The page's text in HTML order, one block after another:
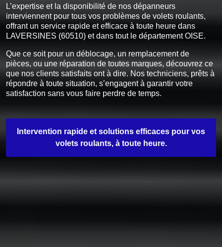
L’expertise et la disponibilité de nos dépanneurs
interviennent pour tous vos problèmes de volets roulants,
offrant un service rapide et efficace à toute heure dans
LAVERSINES (60510) et dans tout le département OISE.
Que ce soit pour un déblocage, un remplacement de
pièces, ou une réparation de toutes marques, découvrez ce
que nos clients satisfaits ont à dire. Nos techniciens, prêts à
répondre à toute situation, s’engagent à garantir votre
satisfaction sans vous faire perdre de temps.
Intervention rapide et solutions efficaces pour vos
volets roulants, à toute heure.